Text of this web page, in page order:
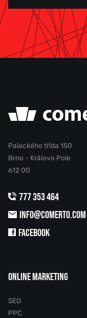
Palackého třída 150
Brno - Královo Pole
612 00
777 353 464
INFO@COMERTO.COM
FACEBOOK
ONLINE MARKETING
SEO
PPC